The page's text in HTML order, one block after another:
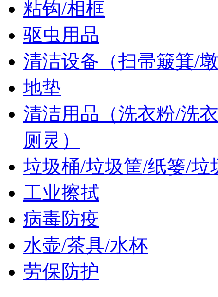
粘钩/相框
驱虫用品
清洁设备（扫帚簸箕/
地垫
清洁用品（洗衣粉/洗
厕灵）
垃圾桶/垃圾筐/纸篓/垃
工业擦拭
病毒防疫
水壶/茶具/水杯
劳保防护